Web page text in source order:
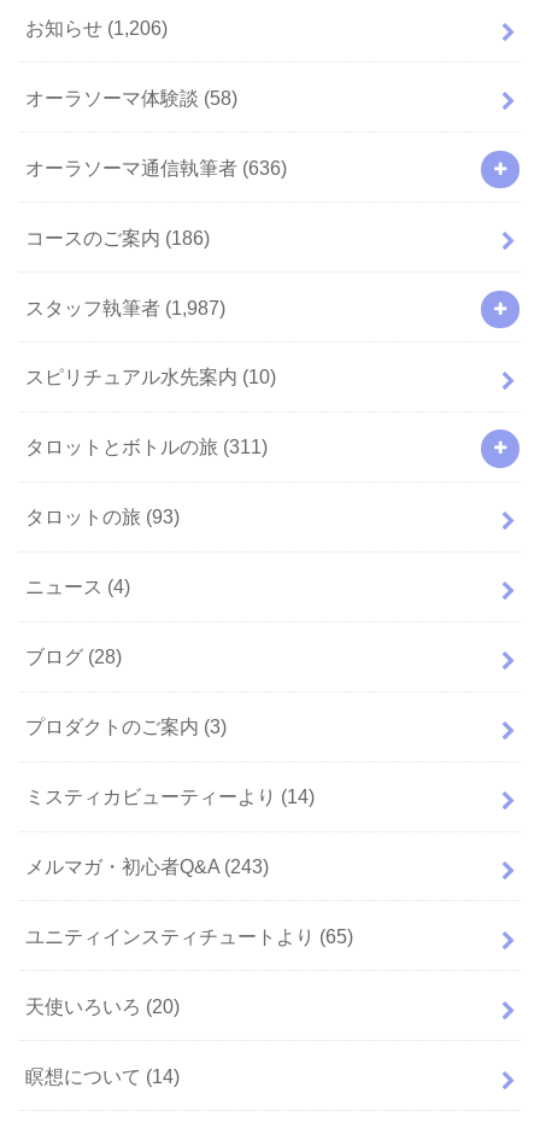
お知らせ (1,206)
オーラソーマ体験談 (58)
オーラソーマ通信執筆者 (636)
コースのご案内 (186)
スタッフ執筆者 (1,987)
スピリチュアル水先案内 (10)
タロットとボトルの旅 (311)
タロットの旅 (93)
ニュース (4)
ブログ (28)
プロダクトのご案内 (3)
ミスティカビューティーより (14)
メルマガ・初心者Q&A (243)
ユニティインスティチュートより (65)
天使いろいろ (20)
瞑想について (14)